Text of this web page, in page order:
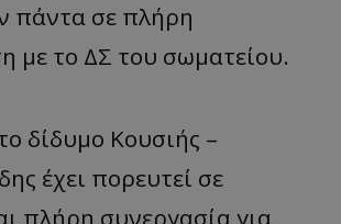
πάντα σε πλήρη
με το ΔΣ του σωματείου.
δίδυμο Κουσιής –
έχει πορευτεί σε
πλήρη συνεργασία για